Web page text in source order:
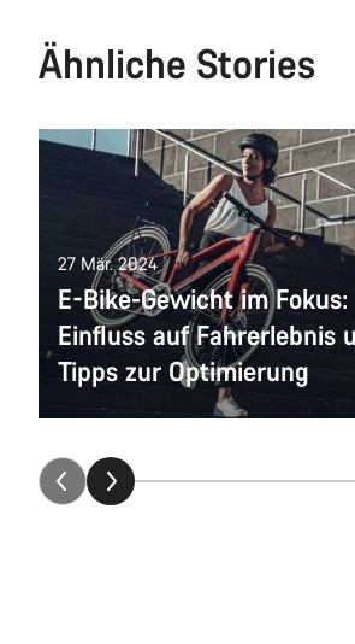
Ähnliche Stories
27 Mär. 2024
E-Bike-Gewicht im Fokus:
Einfluss auf Fahrerlebnis
Tipps zur Optimierung